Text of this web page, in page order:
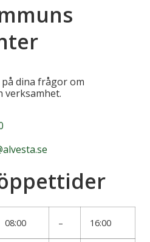
dina frågor om
verksamhet.
08:00 – 16:00